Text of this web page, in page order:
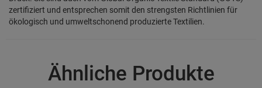
zertifiziert und entsprechen somit den strengsten Richtlinien für
ökologisch und umweltschonend produzierte Textilien.
Ähnliche Produkte